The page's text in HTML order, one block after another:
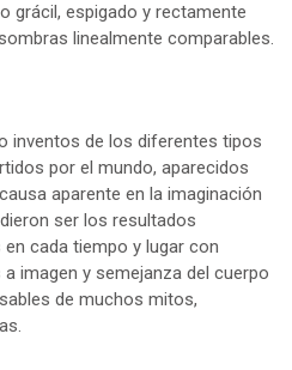
grácil, espigado y rectamente
linealmente comparables.
inventos de los diferentes tipos
por el mundo, aparecidos
aparente en la imaginación
ser los resultados
cada tiempo y lugar con
imagen y semejanza del cuerpo
de muchos mitos,